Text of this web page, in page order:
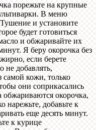
порежьте на крупные
В меню
и установите
будет готовиться
и обжаривайте их
Я беру окорочка без
если берете
не добавлять,
самой кожи, только
они соприкасались
окорочка,
нарежьте, добавьте к
еще десять минут.
к курице